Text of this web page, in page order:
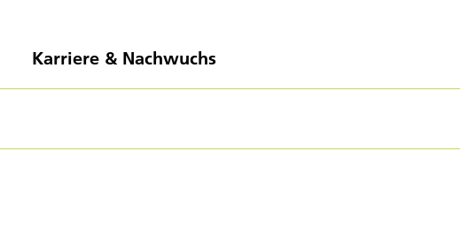
Karriere & Nachwuchs